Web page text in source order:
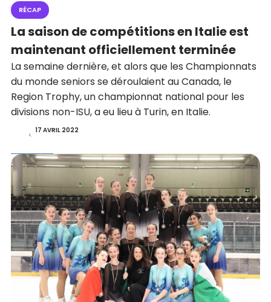
RÉCAP
La saison de compétitions en Italie est
maintenant officiellement terminée
La semaine dernière, et alors que les Championnats
du monde seniors se déroulaient au Canada, le
Region Trophy, un championnat national pour les
divisions non-ISU, a eu lieu à Turin, en Italie.
17 AVRIL 2022